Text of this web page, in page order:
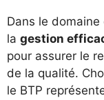
Dans le
la gestion
pour assurer le
de la qualité.
le BTP